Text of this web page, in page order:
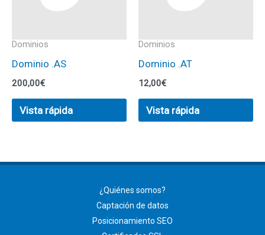
Dominios
Dominio .AS
200,00€
Vista rápida
Dominios
Dominio .AT
12,00€
Vista rápida
¿Quiénes somos?
Captación de datos
Posicionamiento SEO